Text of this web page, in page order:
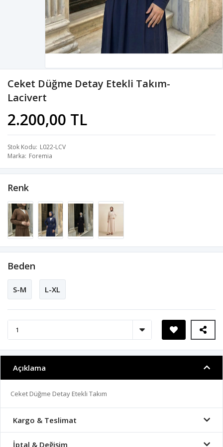
Ceket Düğme Detay Etekli Takım-
Lacivert
2.200,00 TL
Stok Kodu L022-LCV
Marka Foremia
Renk
Beden
S-M L-XL
Açıklama
Ceket Düğme Detay Etekli Takım
Kargo & Teslimat
İptal & Değişim